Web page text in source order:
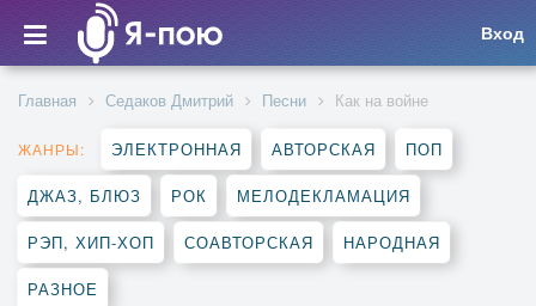
Вход
Главная Седаков Дмитрий Песни Как на войне
ЖАНРЫ: ЭЛЕКТРОННАЯ АВТОРСКАЯ ПОП
ДЖАЗ, БЛЮЗ РОК МЕЛОДЕКЛАМАЦИЯ
РЭП, ХИП-ХОП СОАВТОРСКАЯ НАРОДНАЯ
РАЗНОЕ